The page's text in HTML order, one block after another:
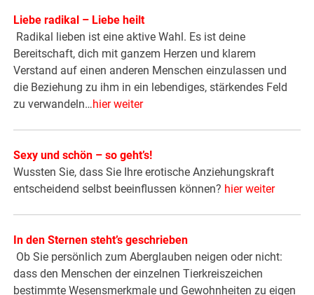
Liebe radikal – Liebe heilt
Radikal lieben ist eine aktive Wahl. Es ist deine
Bereitschaft, dich mit ganzem Herzen und klarem
Verstand auf einen anderen Menschen einzulassen und
die Beziehung zu ihm in ein lebendiges, stärkendes Feld
zu verwandeln…hier weiter
Sexy und schön – so geht’s!
Wussten Sie, dass Sie Ihre erotische Anziehungskraft
entscheidend selbst beeinflussen können? hier weiter
In den Sternen steht’s geschrieben
Ob Sie persönlich zum Aberglauben neigen oder nicht:
dass den Menschen der einzelnen Tierkreiszeichen
bestimmte Wesensmerkmale und Gewohnheiten zu eigen